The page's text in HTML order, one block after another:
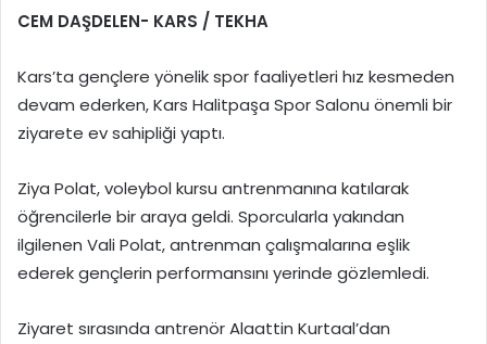
CEM DAŞDELEN- KARS / TEKHA
Kars’ta gençlere yönelik spor faaliyetleri hız kesmeden
devam ederken, Kars Halitpaşa Spor Salonu önemli bir
ziyarete ev sahipliği yaptı.
Ziya Polat, voleybol kursu antrenmanına katılarak
öğrencilerle bir araya geldi. Sporcularla yakından
ilgilenen Vali Polat, antrenman çalışmalarına eşlik
ederek gençlerin performansını yerinde gözlemledi.
Ziyaret sırasında antrenör Alaattin Kurtaal’dan